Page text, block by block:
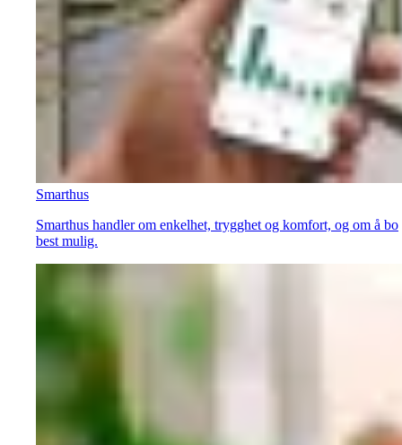
Smarthus
Smarthus handler om enkelhet, trygghet og komfort, og om å bo
best mulig.